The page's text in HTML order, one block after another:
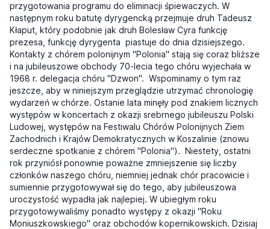
przygotowania programu do eliminacji śpiewaczych. W
następnym roku batutę dyrygencką przejmuje druh Tadeusz
Kłaput, który podobnie jak druh Bolesław Cyra funkcję
prezesa, funkcję dyrygenta piastuje do dnia dzisiejszego.
Kontakty z chórem polonijnym "Polonia" stają się coraz bliższe
i na jubileuszowe obchody 70-lecia tego chóru wyjechała w
1968 r. delegacja chóru "Dzwon". Wspominamy o tym raz
jeszcze, aby w niniejszym przeglądzie utrzymać chronologię
wydarzeń w chórze. Ostanie lata minęły pod znakiem licznych
występów w koncertach z okazji srebrnego jubileuszu Polski
Ludowej, występów na Festiwalu Chórów Polonijnych Ziem
Zachodnich i Krajów Demokratycznych w Koszalinie (znowu
serdeczne spotkanie z chórem "Polonia"). Niestety, ostatni
rok przyniósł ponownie poważne zmniejszenie się liczby
członków naszego chóru, niemniej jednak chór pracowicie i
sumiennie przygotowywał się do tego, aby jubileuszowa
uroczystość wypadła jak najlepiej. W ubiegłym roku
przygotowywaliśmy ponadto występy z okazji "Roku
Moniuszkowskiego" oraz obchodów kopernikowskich. Dzisiaj